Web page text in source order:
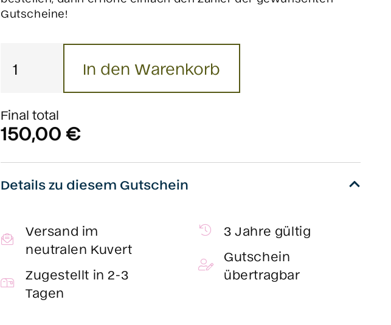
Gutscheine!
Klassiker
In den Warenkorb
Final total
150,00 €
Details zu diesem Gutschein
Versand im
neutralen Kuvert
Zugestellt in 2-3
Tagen
3 Jahre gültig
Gutschein
übertragbar